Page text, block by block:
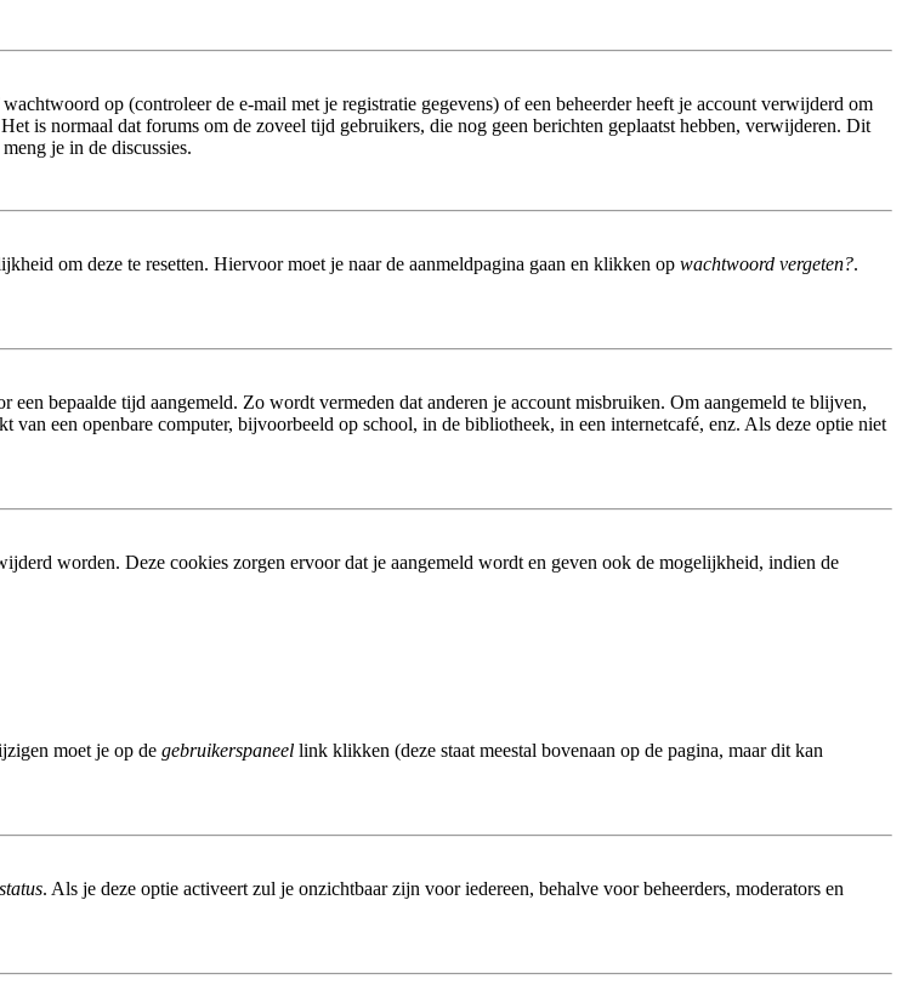
op (controleer de e-mail met je registratie gegevens) of een beheerder heeft je account verwijderd om
is normaal dat forums om de zoveel tijd gebruikers, die nog geen berichten geplaatst hebben, verwijderen. Dit
je in de discussies.
om deze te resetten. Hiervoor moet je naar de aanmeldpagina gaan en klikken op wachtwoord vergeten?.
bepaalde tijd aangemeld. Zo wordt vermeden dat anderen je account misbruiken. Om aangemeld te blijven,
een openbare computer, bijvoorbeeld op school, in de bibliotheek, in een internetcafé, enz. Als deze optie niet
worden. Deze cookies zorgen ervoor dat je aangemeld wordt en geven ook de mogelijkheid, indien de
moet je op de gebruikerspaneel link klikken (deze staat meestal bovenaan op de pagina, maar dit kan
. Als je deze optie activeert zul je onzichtbaar zijn voor iedereen, behalve voor beheerders, moderators en